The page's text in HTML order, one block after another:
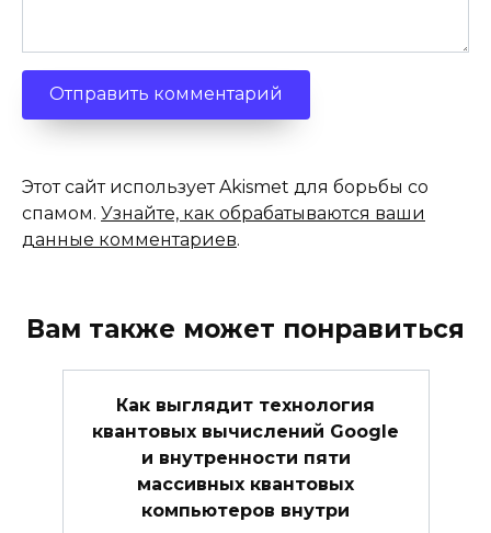
Этот сайт использует Akismet для борьбы со
спамом. Узнайте, как обрабатываются ваши
данные комментариев.
Вам также может понравиться
Как выглядит технология
квантовых вычислений Google
и внутренности пяти
массивных квантовых
компьютеров внутри